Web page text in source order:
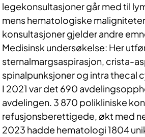
legekonsultasjoner går med til
mens hematologiske
konsultasjoner gjelder andre
Medisinsk undersøkelse: Her
sternalmargsaspirasjon, crista-
spinalpunksjoner og intra thecal
I 2021 var det 690
avdelingen. 3 870 polikliniske
refusjonsberettigede, økt med
2023 hadde hematologi 1804